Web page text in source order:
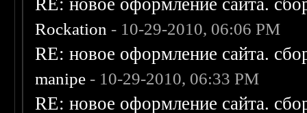
RE: новое оформление сайта.
Rockation - 10-29-2010, 06:06 PM
RE: новое оформление сайта.
manipe - 10-29-2010, 06:33 PM
RE: новое оформление сайта.